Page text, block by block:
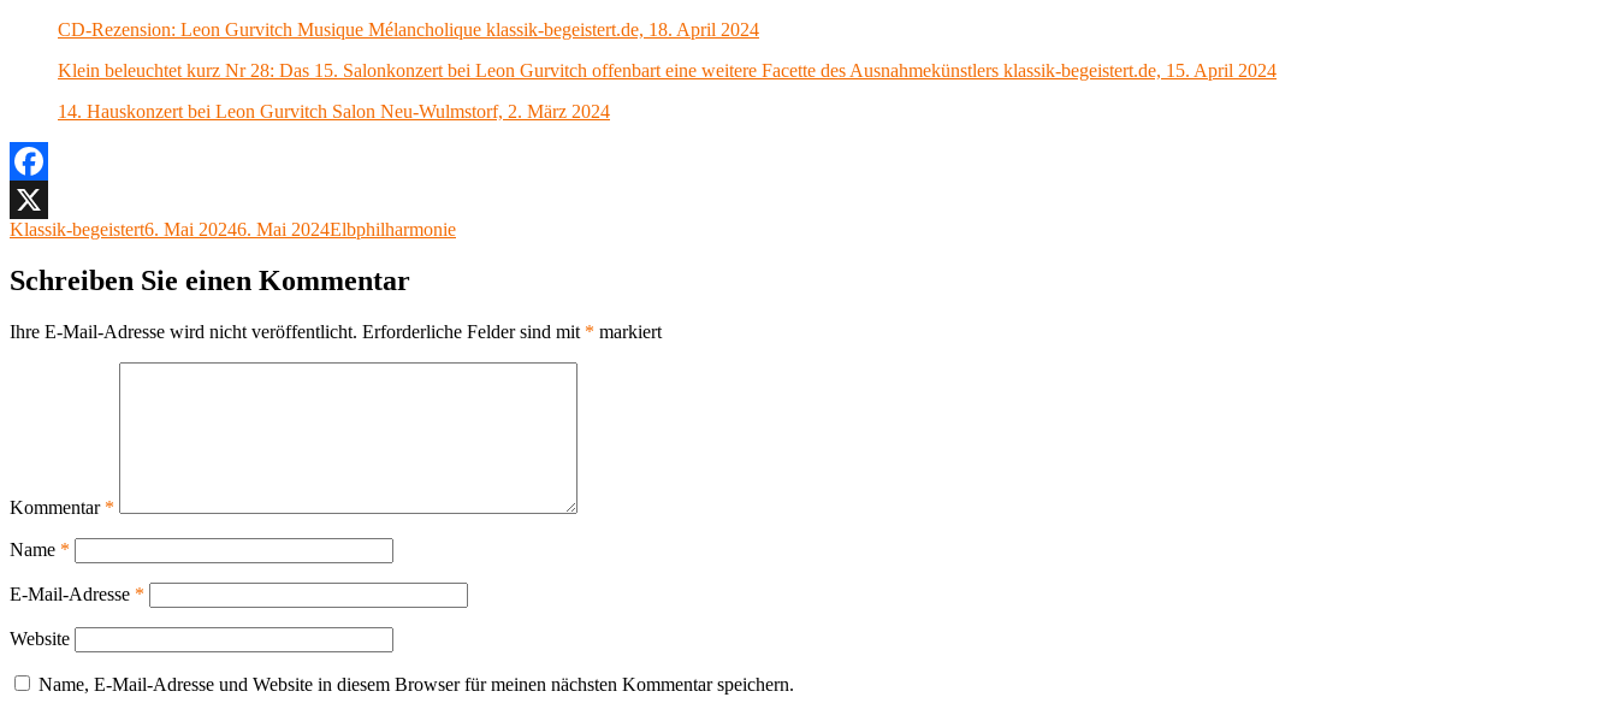
CD-Rezension: Leon Gurvitch Musique Mélancholique klassik-begeistert.de, 18. April 2024
Klein beleuchtet kurz Nr 28: Das 15. Salonkonzert bei Leon Gurvitch offenbart eine weitere Facette des Ausnahmekünstlers klassik-begeistert.de, 15. April 2024
14. Hauskonzert bei Leon Gurvitch Salon Neu-Wulmstorf, 2. März 2024
Facebook
X
Autor
Klassik-begeistertVeröffentlicht
6. Mai 20246. Mai 2024Kategorien
Elbphilharmonie
Schreiben Sie einen Kommentar
Ihre E-Mail-Adresse wird nicht veröffentlicht. Erforderliche Felder sind mit * markiert
Kommentar *
Name *
E-Mail-Adresse *
Website
Name, E-Mail-Adresse und Website in diesem Browser für meinen nächsten Kommentar speichern.